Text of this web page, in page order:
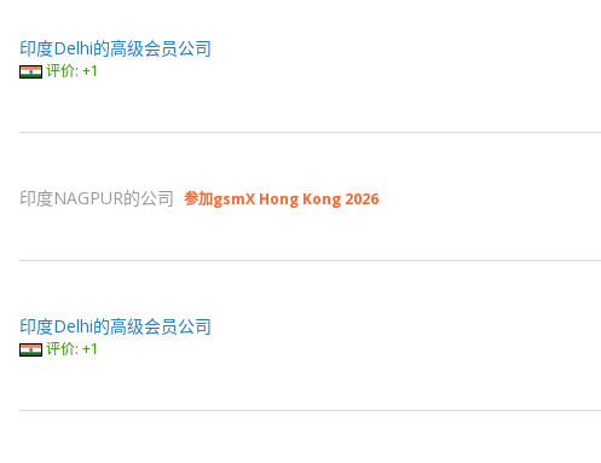
印度Delhi的高级会员公司
评价: +1
印度NAGPUR的公司 参加gsmX Hong Kong 2026
印度Delhi的高级会员公司
评价: +1